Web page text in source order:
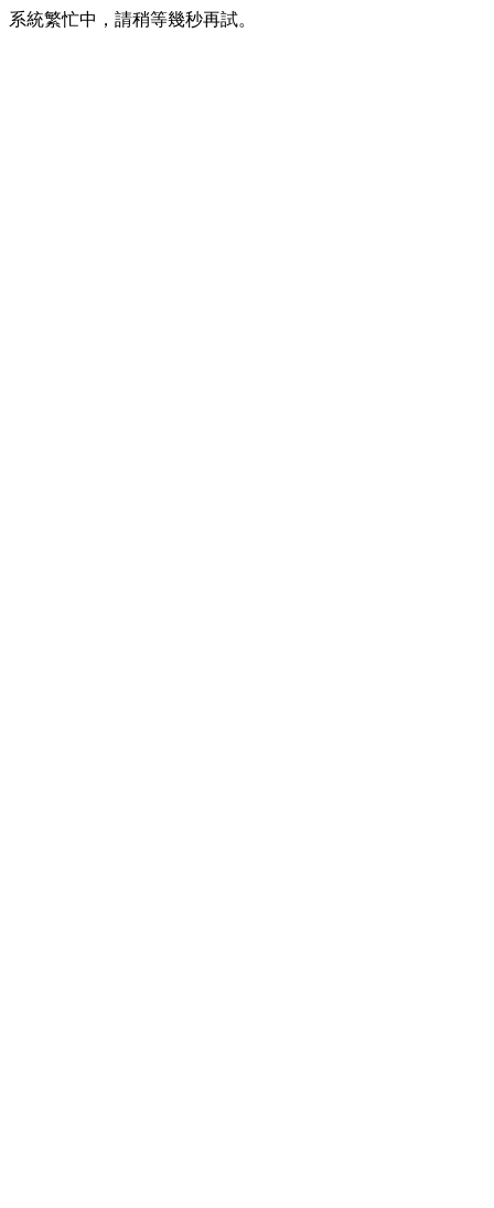
系統繁忙中，請稍等幾秒再試。